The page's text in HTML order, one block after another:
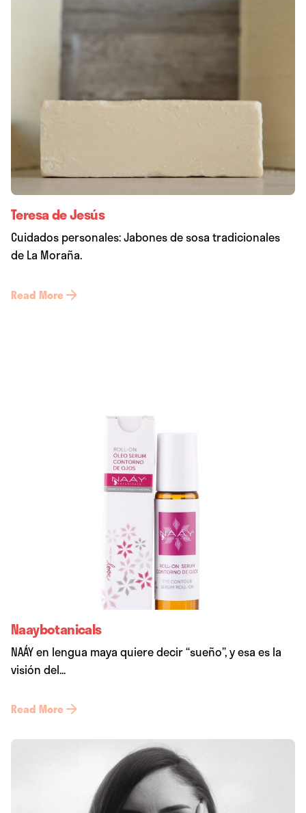
Teresa de Jesús
Cuidados personales: Jabones de sosa tradicionales
de La Moraña.
Read More
Naaybotanicals
NAÁY en lengua maya quiere decir “sueño”, y esa es la
visión del...
Read More